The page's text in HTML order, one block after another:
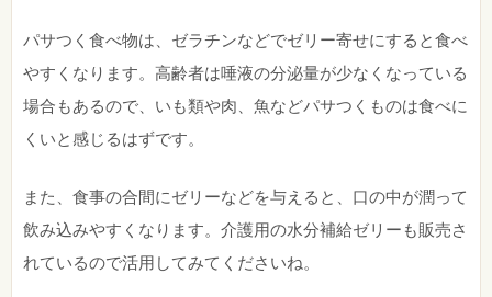
パサつく食べ物は、ゼラチンなどでゼリー寄せにすると食べ
やすくなります。高齢者は唾液の分泌量が少なくなっている
場合もあるので、いも類や肉、魚などパサつくものは食べに
くいと感じるはずです。
また、食事の合間にゼリーなどを与えると、口の中が潤って
飲み込みやすくなります。介護用の水分補給ゼリーも販売さ
れているので活用してみてくださいね。